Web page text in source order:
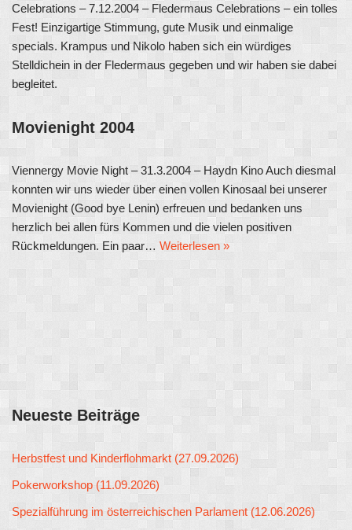
Celebrations – 7.12.2004 – Fledermaus Celebrations – ein tolles
Fest! Einzigartige Stimmung, gute Musik und einmalige
specials. Krampus und Nikolo haben sich ein würdiges
Stelldichein in der Fledermaus gegeben und wir haben sie dabei
begleitet.
Movienight 2004
Viennergy Movie Night – 31.3.2004 – Haydn Kino Auch diesmal
konnten wir uns wieder über einen vollen Kinosaal bei unserer
Movienight (Good bye Lenin) erfreuen und bedanken uns
herzlich bei allen fürs Kommen und die vielen positiven
Rückmeldungen. Ein paar… Weiterlesen »
Neueste Beiträge
Herbstfest und Kinderflohmarkt (27.09.2026)
Pokerworkshop (11.09.2026)
Spezialführung im österreichischen Parlament (12.06.2026)